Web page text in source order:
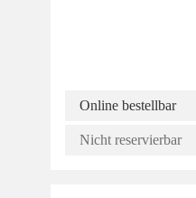
Online bestellbar
Nicht reservierbar